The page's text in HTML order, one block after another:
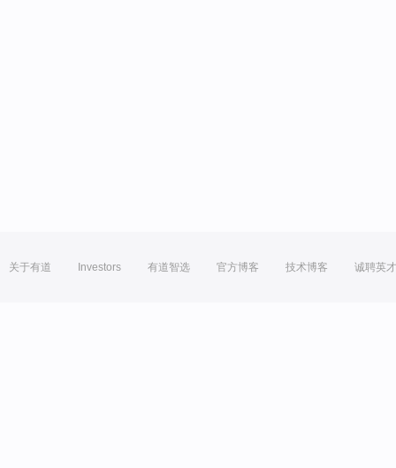
关于有道 Investors 有道智选 官方博客 技术博客 诚聘英才